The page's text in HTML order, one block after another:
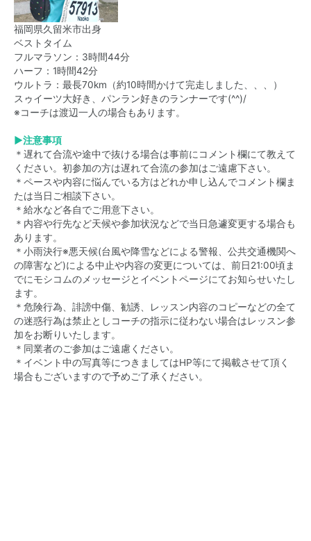
福岡県久留米市出身
ベストタイム
フルマラソン：3時間44分
ハーフ：1時間42分
ウルトラ：最長70km（約10時間かけて完走しました、、、）
スゥイーツ大好き、パンラン好きのランナーです(^^)/
※コーチは渡辺一人の場合もあります。
▶注意事項
＊遅れて合流や途中で抜ける場合は事前にコメント欄にて教えて
ください。初参加の方は遅れて合流の参加はご遠慮下さい。
＊ペースや内容に悩んでいる方はどれか申し込んでコメント欄ま
たは当日ご相談下さい。
＊給水など各自でご用意下さい。
＊内容や行先など天候や参加状況などで当日急遽変更する場合も
あります。
＊小雨決行※悪天候(台風や降雪などによる警報、公共交通機関へ
の障害など)による中止や内容の変更については、前日21:00頃ま
でにモシコムのメッセージとイベントページにてお知らせいたし
ます。
＊危険行為、誹謗中傷、勧誘、レッスン内容のコピーなどの全て
の迷惑行為は禁止としコーチの指示に従わない場合はレッスン参
加をお断りいたします。
＊同業者のご参加はご遠慮ください。
＊イベント中の写真等につきましてはHP等にて掲載させて頂く
場合もございますので予めご了承ください。